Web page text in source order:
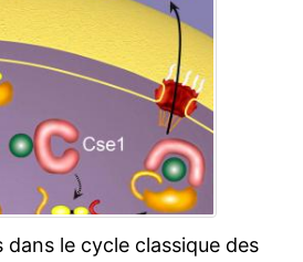
le cycle classique des